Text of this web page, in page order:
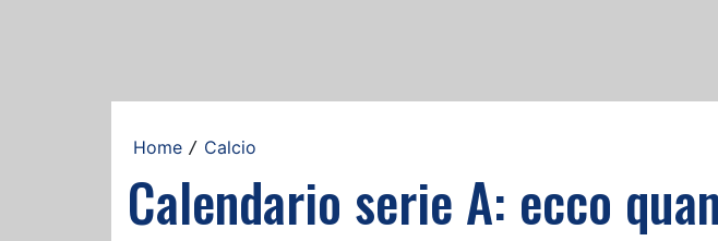
Home / Calcio
Calendario serie A: ecco